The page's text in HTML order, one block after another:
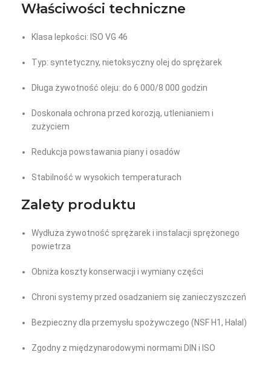
Właściwości techniczne
Klasa lepkości: ISO VG 46
Typ: syntetyczny, nietoksyczny olej do sprężarek
Długa żywotność oleju: do 6 000/8 000 godzin
Doskonała ochrona przed korozją, utlenianiem i
zużyciem
Redukcja powstawania piany i osadów
Stabilność w wysokich temperaturach
Zalety produktu
Wydłuża żywotność sprężarek i instalacji sprężonego
powietrza
Obniża koszty konserwacji i wymiany części
Chroni systemy przed osadzaniem się zanieczyszczeń
Bezpieczny dla przemysłu spożywczego (NSF H1, Halal)
Zgodny z międzynarodowymi normami DIN i ISO